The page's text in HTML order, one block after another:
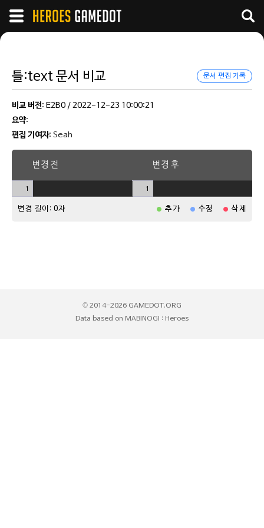
틀:text 문서 비교 문서 편집 기록
비교 버전: E2B0 / 2022-12-23 10:00:21
요약:
편집 기여자: Seah
변경 전 변경 후
1 1
변경 길이: 0자 추가 수정 삭제
© 2014-2026 GAMEDOT.ORG
Data based on MABINOGI : Heroes